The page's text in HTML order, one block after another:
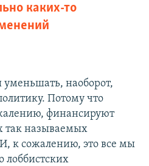
каких-то
уменьшать, наоборот,
Потому что
финансируют
так называемых
к сожалению, это все мы
лоббистских